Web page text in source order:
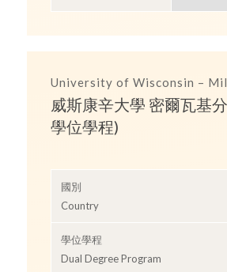
University of Wisconsin –
威斯康辛大學 密爾瓦基
學位學程)
國別
Country
學位學程
Dual Degree Program